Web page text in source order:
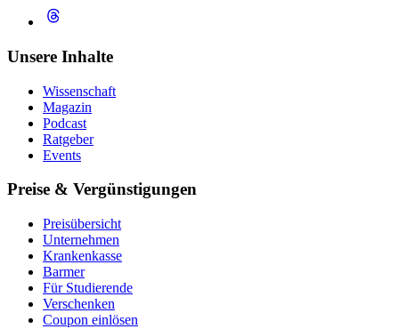
Unsere Inhalte
Wissenschaft
Magazin
Podcast
Ratgeber
Events
Preise & Vergünstigungen
Preisübersicht
Unternehmen
Krankenkasse
Barmer
Für Studierende
Ver­schen­ken
Coupon einlösen